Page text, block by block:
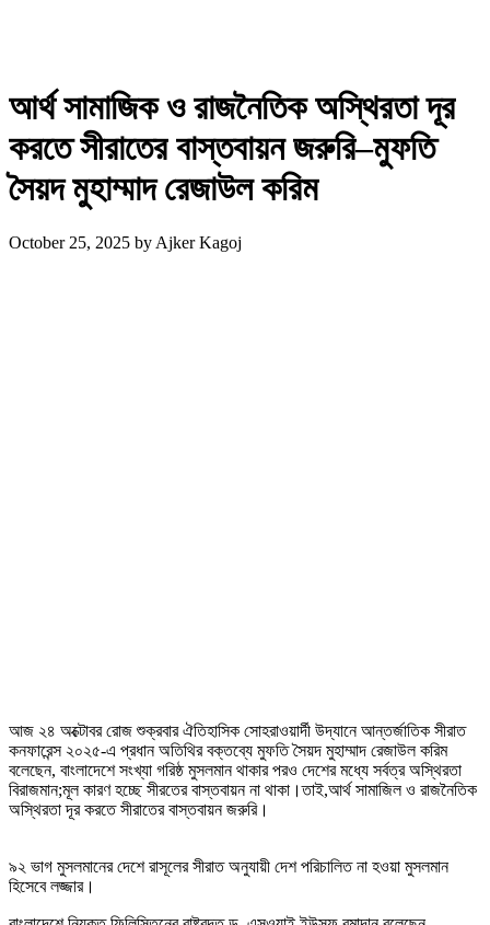
আর্থ সামাজিক ও রাজনৈতিক অস্থিরতা দূর
করতে সীরাতের বাস্তবায়ন জরুরি–মুফতি
সৈয়দ মুহাম্মাদ রেজাউল করিম
October 25, 2025 by Ajker Kagoj
আজ ২৪ অক্টোবর রোজ শুক্রবার ঐতিহাসিক সোহরাওয়ার্দী উদ্যানে আন্তর্জাতিক সীরাত
কনফারেন্স ২০২৫-এ প্রধান অতিথির বক্তব্যে মুফতি সৈয়দ মুহাম্মাদ রেজাউল করিম
বলেছেন, বাংলাদেশে সংখ্যা গরিষ্ঠ মুসলমান থাকার পরও দেশের মধ্যে সর্বত্র অস্থিরতা
বিরাজমান;মূল কারণ হচ্ছে সীরতের বাস্তবায়ন না থাকা।তাই,আর্থ সামাজিল ও রাজনৈতিক
অস্থিরতা দূর করতে সীরাতের বাস্তবায়ন জরুরি।
৯২ ভাগ মুসলমানের দেশে রাসূলের সীরাত অনুযায়ী দেশ পরিচালিত না হওয়া মুসলমান
হিসেবে লজ্জার।